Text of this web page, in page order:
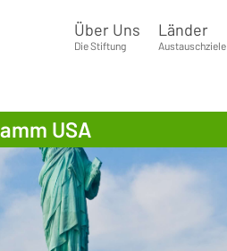
Über Uns
Die Stiftung
Länder
Austauschziele
USA